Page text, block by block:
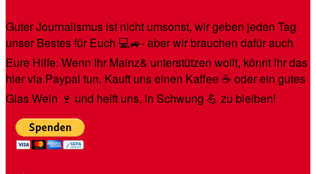
Guter Journalismus ist nicht umsonst, wir geben jeden Tag
unser Bestes für Euch 💻🚙- aber wir brauchen dafür auch
Eure Hilfe: Wenn Ihr Mainz& unterstützen wollt, könnt Ihr das
hier via Paypal tun. Kauft uns einen Kaffee ☕️ oder ein gutes
Glas Wein 🍷 und helft uns, in Schwung 💪 zu bleiben!